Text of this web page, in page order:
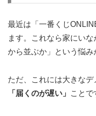
最近は「一番くじ
ます。これなら家にい
から並ぶか」という悩み
ただ、これには大きな
「届くのが遅い」
ことで